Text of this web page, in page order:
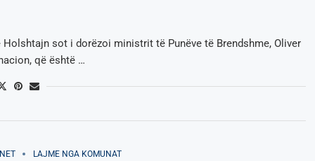
sot i dorëzoi ministrit të Punëve të Brendshme, Oliver
që është …
LAJME NGA KOMUNAT